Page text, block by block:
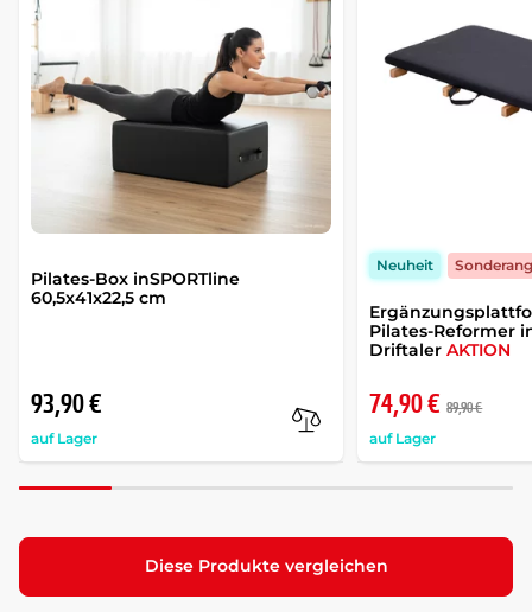
Pilates-Box inSPORTline
60,5x41x22,5 cm
93,90 €
auf Lager
Pilates-Reformer
DriftalerAKTION
74,90 € 89,90 €
auf Lager
Neuheit
Diese Produkte vergleichen